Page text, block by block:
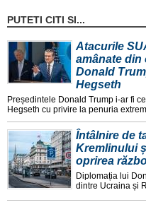
PUTETI CITI SI...
Atacurile
amânate din
Donald
Hegseth
Președintele Donald Trump i-ar fi
Hegseth cu privire la penuria
Întâlnire de
Kremlinului
oprirea
Diplomația lui
dintre Ucraina și